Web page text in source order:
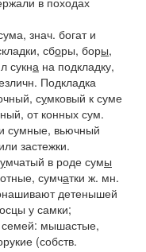
знач. богат и
сборы, боры,
сукна на подкладку,
Подкладка
сумковый к суме
от конных сум.
сумные, вьючный
или застежки.
умчатый в роде сумы
, сумчатки ж. мн.
детенышей
у самки;
мышастые,
(собств.